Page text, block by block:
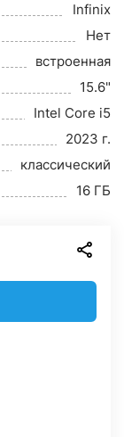
Infinix
Нет
встроенная
15.6"
Intel Core i5
2023 г.
классический
16 ГБ